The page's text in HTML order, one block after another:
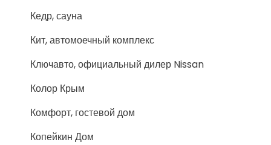
Кедр, сауна
Кит, автомоечный комплекс
Ключавто, официальный дилер Nissan
Колор Крым
Комфорт, гостевой дом
Копейкин Дом